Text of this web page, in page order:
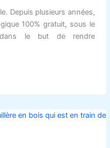
Depuis plusieurs années,
100% gratuit, sous le
le but de rendre